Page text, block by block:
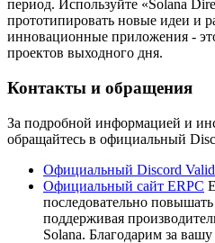
период. Используйте «Solana
прототипировать новые идеи и
инновационные приложения -
проектов выходного дня.
Контакты и обращения
За подробной информацией и
обращайтесь в официальный
Официальный Discord
Официальный сайт ERPC
последовательно повышать
поддерживая
Solana. Благодарим за